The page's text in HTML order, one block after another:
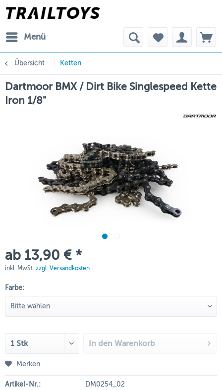
Menü
Übersicht Ketten
Dartmoor BMX / Dirt Bike Singlespeed Kette
Iron 1/8"
ab 13,90 € *
inkl. MwSt. zzgl. Versandkosten
Farbe:
In den Warenkorb
Merken
Artikel-Nr.:
DM0254_02